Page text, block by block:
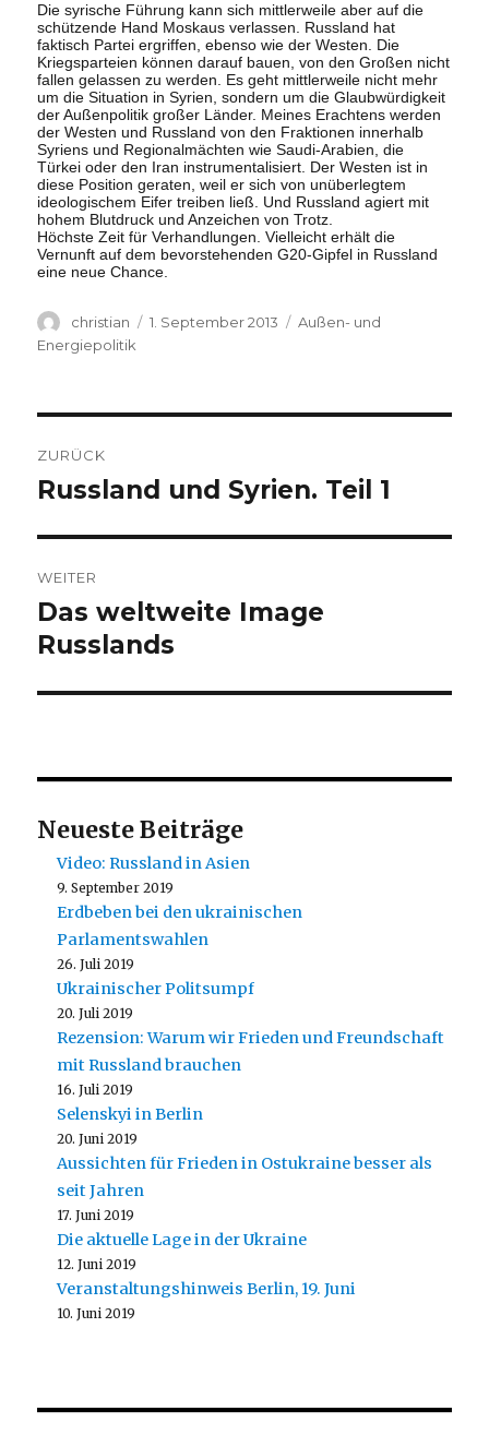
Die syrische Führung kann sich mittlerweile aber auf die
schützende Hand Moskaus verlassen. Russland hat
faktisch Partei ergriffen, ebenso wie der Westen. Die
Kriegsparteien können darauf bauen, von den Großen nicht
fallen gelassen zu werden. Es geht mittlerweile nicht mehr
um die Situation in Syrien, sondern um die Glaubwürdigkeit
der Außenpolitik großer Länder. Meines Erachtens werden
der Westen und Russland von den Fraktionen innerhalb
Syriens und Regionalmächten wie Saudi-Arabien, die
Türkei oder den Iran instrumentalisiert. Der Westen ist in
diese Position geraten, weil er sich von unüberlegtem
ideologischem Eifer treiben ließ. Und Russland agiert mit
hohem Blutdruck und Anzeichen von Trotz.
Höchste Zeit für Verhandlungen. Vielleicht erhält die
Vernunft auf dem bevorstehenden G20-Gipfel in Russland
eine neue Chance.
Autor
christian
Veröffentlicht
1. September 2013 Kategorien
Außen- und
Energiepolitik
ZURÜCK
Vorheriger
Russland und Syrien. Teil 1
WEITER
Nächster
Beitrag:
Das weltweite Image
Russlands
Neueste Beiträge
Video: Russland in Asien
9. September 2019
Erdbeben bei den ukrainischen
Parlamentswahlen
26. Juli 2019
Ukrainischer Politsumpf
20. Juli 2019
Rezension: Warum wir Frieden und Freundschaft
mit Russland brauchen
16. Juli 2019
Selenskyi in Berlin
20. Juni 2019
Aussichten für Frieden in Ostukraine besser als
seit Jahren
17. Juni 2019
Die aktuelle Lage in der Ukraine
12. Juni 2019
Veranstaltungshinweis Berlin, 19. Juni
10. Juni 2019